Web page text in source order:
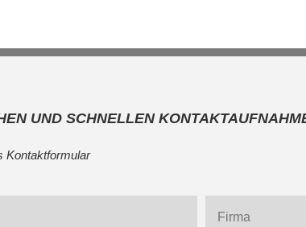
UND SCHNELLEN
Kontaktformular